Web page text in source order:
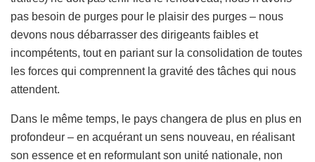
pas besoin de purges pour le plaisir des purges – nous
devons nous débarrasser des dirigeants faibles et
incompétents, tout en pariant sur la consolidation de toutes
les forces qui comprennent la gravité des tâches qui nous
attendent.
Dans le même temps, le pays changera de plus en plus en
profondeur – en acquérant un sens nouveau, en réalisant
son essence et en reformulant son unité nationale, non